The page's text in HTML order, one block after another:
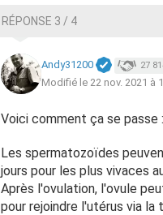
RÉPONSE 3 / 4
Andy31200 27
Modifié le 22 nov. 2021 à
Voici comment ça se passe :
Les spermatozoïdes
jours pour les plus vivaces
Après l'ovulation, l'ovule
pour rejoindre l'utérus via